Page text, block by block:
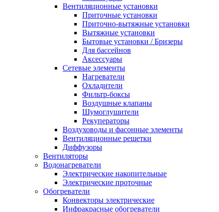
Вентиляционные установки
Приточные установки
Приточно-вытяжные установки
Вытяжные установки
Бытовые установки / Бризеры
Для бассейнов
Аксессуары
Сетевые элементы
Нагреватели
Охладители
Фильтр-боксы
Воздушные клапаны
Шумоглушители
Рекуператоры
Воздуховоды и фасонные элементы
Вентиляционные решетки
Диффузоры
Вентиляторы
Водонагреватели
Электрические накопительные
Электрические проточные
Обогреватели
Конвекторы электрические
Инфракрасные обогреватели